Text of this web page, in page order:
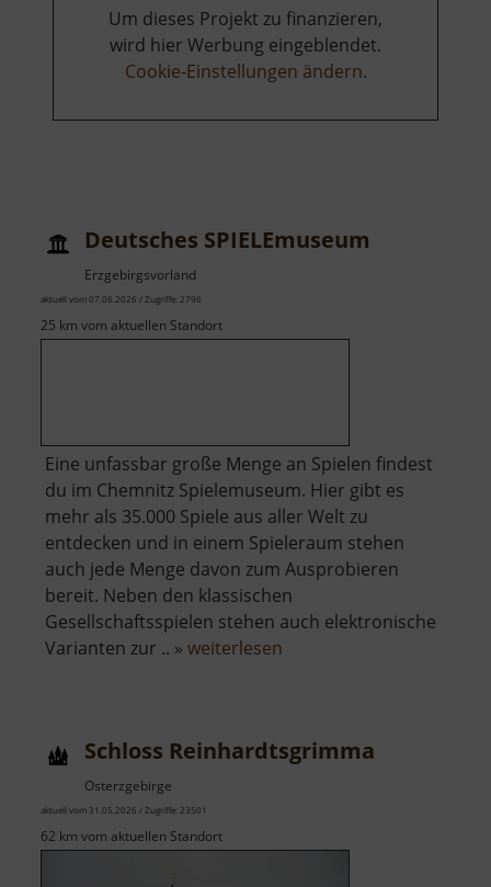
Um dieses Projekt zu finanzieren,
wird hier Werbung eingeblendet.
Cookie-Einstellungen ändern.
Deutsches SPIELEmuseum
Erzgebirgsvorland
aktuell vom 07.06.2026 / Zugriffe: 2796
25 km vom aktuellen Standort
Eine unfassbar große Menge an Spielen findest
du im Chemnitz Spielemuseum. Hier gibt es
mehr als 35.000 Spiele aus aller Welt zu
entdecken und in einem Spieleraum stehen
auch jede Menge davon zum Ausprobieren
bereit. Neben den klassischen
Gesellschaftsspielen stehen auch elektronische
Varianten zur .. » weiterlesen
Schloss Reinhardtsgrimma
Osterzgebirge
aktuell vom 31.05.2026 / Zugriffe: 23501
62 km vom aktuellen Standort